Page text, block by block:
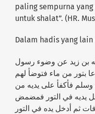
paling sempurna
untuk shalat”. (HR.
Dalam hadis yang
بن زيد عن وضوء رسول
بتور من ماء فتوضأ لهم
فأكفأ على يديه من
يديه في التور فمضمض
ثم أدخل يده في التور